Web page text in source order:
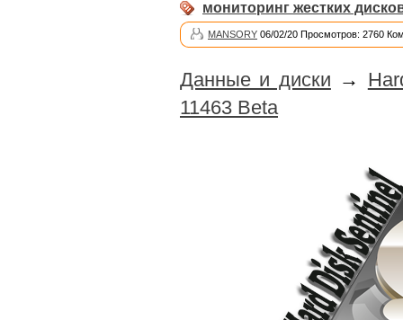
мониторинг жестких
MANSORY 06/02/20 Просмотров: 2760
Данные и диски →
11463 Beta